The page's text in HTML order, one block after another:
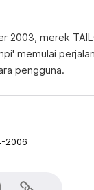
2003, merek
memulai
pengguna.
2006